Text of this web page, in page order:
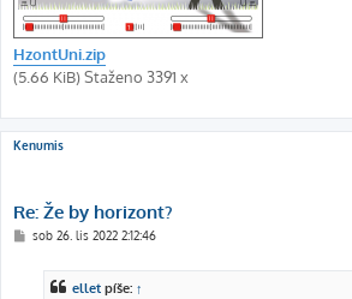
HzontUni.zip
(5.66 KiB) Staženo 3391 x
Kenumis
Re: Že by horizont?
Psob 26. lis 2022 2:12:46
ellet píše: ↑